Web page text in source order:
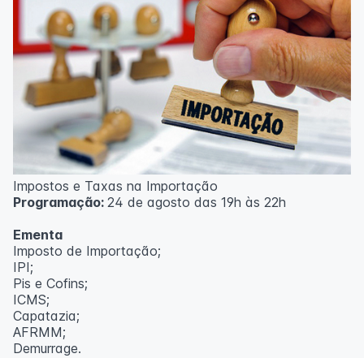
Impostos e Taxas na Importação
Programação: 24 de agosto das 19h às 22h
Ementa
Imposto de Importação;
IPI;
Pis e Cofins;
ICMS;
Capatazia;
AFRMM;
Demurrage.